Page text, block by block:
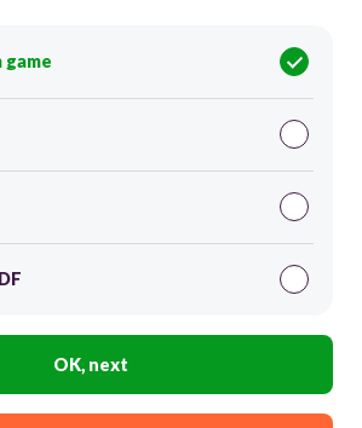
game
OK, next